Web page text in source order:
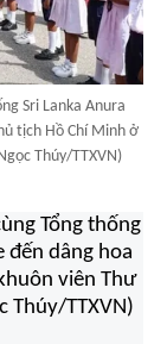
Sri Lanka Anura
tịch Hồ Chí Minh ở
Thúy/TTXVN)